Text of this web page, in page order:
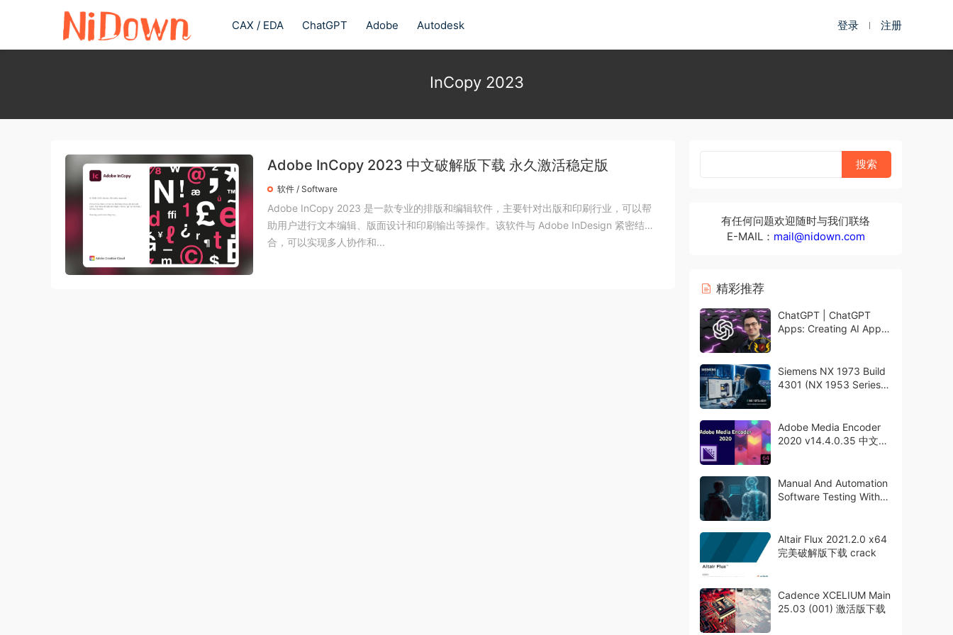
CAX / EDA ChatGPT Adobe Autodesk 登录 注册
InCopy 2023
Adobe InCopy 2023 中文破解版下载 永久激活稳定版
软件 / Software
Adobe InCopy 2023 是一款专业的排版和编辑软件，主要针对出版和印刷行业，可以帮
助用户进行文本编辑、版面设计和印刷输出等操作。该软件与 Adobe InDesign 紧密结
合，可以实现多人协作和...
有任何问题欢迎随时与我们联络
E-MAIL： mail@nidown.com
精彩推荐
ChatGPT | ChatGPT
Apps: Creating AI Apps
Siemens NX 1973 Build
4301 (NX 1953 Series)
Adobe Media Encoder
2020 v14.4.0.35 中文破
Manual And Automation
Software Testing With
Altair Flux 2021.2.0 x64
完美破解版下载 crack
Cadence XCELIUM Main
25.03 (001) 激活版下载